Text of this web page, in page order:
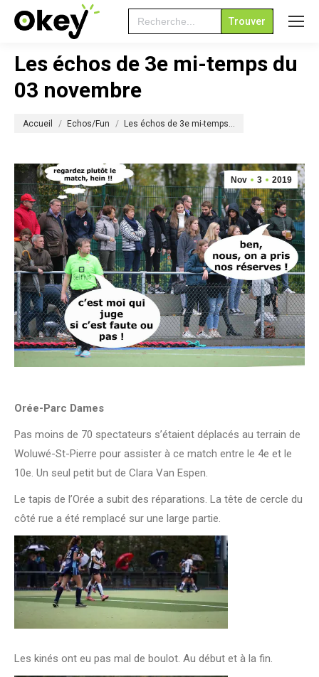
Search
for:
Les échos de 3e mi-temps du
03 novembre
Accueil Echos/Fun Les échos de 3e mi-temps…
Nov 3 2019
Orée-Parc Dames
Pas moins de 70 spectateurs s’étaient déplacés au terrain de
Woluwé-St-Pierre pour assister à ce match entre le 4e et le
10e. Un seul petit but de Clara Van Espen.
Le tapis de l’Orée a subit des réparations. La tête de cercle du
côté rue a été remplacé sur une large partie.
Les kinés ont eu pas mal de boulot. Au début et à la fin.